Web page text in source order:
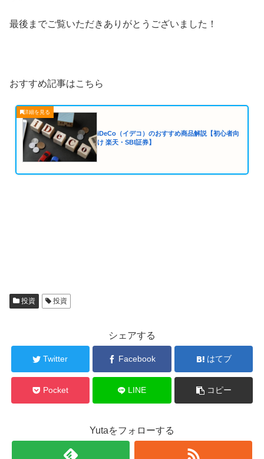
最後までご覧いただきありがとうございました！
おすすめ記事はこちら
iDeCo（イデコ）のおすすめ商品解説【初心者向
け 楽天・SBI証券】
投資 投資
シェアする
Twitter Facebook はてブ
Pocket LINE コピー
Yutaをフォローする